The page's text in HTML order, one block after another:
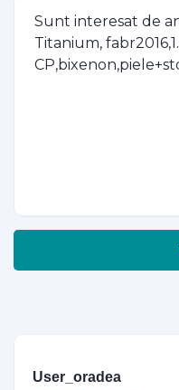
User_oradea